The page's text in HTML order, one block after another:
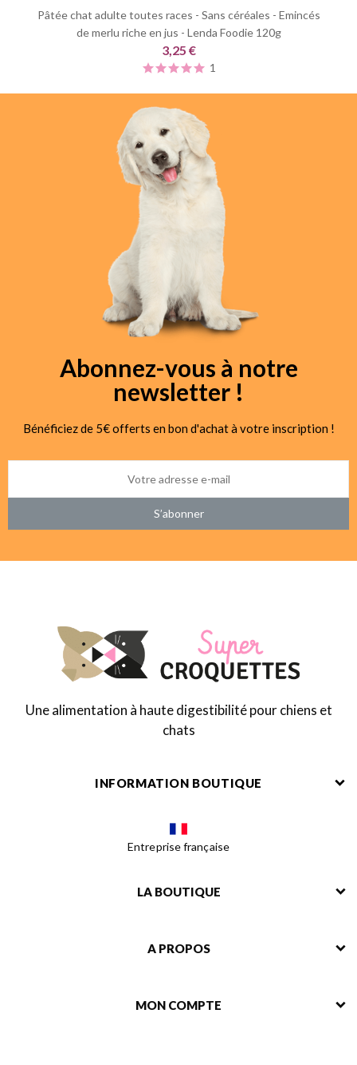
Pâtée chat adulte toutes races - Sans céréales - Emincés
de merlu riche en jus - Lenda Foodie 120g
3,25 €
1
Abonnez-vous à notre
newsletter !
Bénéficiez de 5€ offerts en bon d'achat à votre inscription !
S’abonner
Une alimentation à haute digestibilité pour chiens et
chats
INFORMATION BOUTIQUE
Entreprise française
LA BOUTIQUE
A PROPOS
MON COMPTE